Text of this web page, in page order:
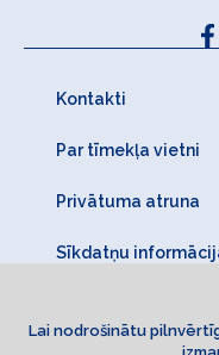
Kontakti
Par tīmekļa vietni
Privātuma atruna
Sīkdatņu
Lai nodrošinātu